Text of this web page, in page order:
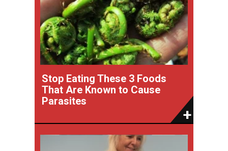
Stop Eating These 3 Foods
That Are Known to Cause
Parasites